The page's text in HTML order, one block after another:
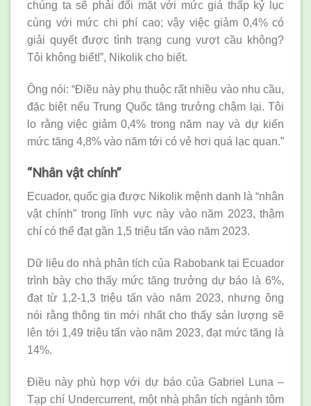
chúng ta sẽ phải đối mặt với mức giá thấp kỷ lục
cùng với mức chi phí cao; vậy việc giảm 0,4% có
giải quyết được tình trạng cung vượt cầu không?
Tôi không biết!”, Nikolik cho biết.
Ông nói: “Điều này phụ thuộc rất nhiều vào nhu cầu,
đặc biệt nếu Trung Quốc tăng trưởng chậm lại. Tôi
lo rằng việc giảm 0,4% trong năm nay và dự kiến
mức tăng 4,8% vào năm tới có vẻ hơi quá lạc quan.”
“Nhân vật chính”
Ecuador, quốc gia được Nikolik mệnh danh là “nhân
vật chính” trong lĩnh vực này vào năm 2023, thậm
chí có thể đạt gần 1,5 triệu tấn vào năm 2023.
Dữ liệu do nhà phân tích của Rabobank tại Ecuador
trình bày cho thấy mức tăng trưởng dự báo là 6%,
đạt từ 1,2-1,3 triệu tấn vào năm 2023, nhưng ông
nói rằng thông tin mới nhất cho thấy sản lượng sẽ
lên tới 1,49 triệu tấn vào năm 2023, đạt mức tăng là
14%.
Điều này phù hợp với dự báo của Gabriel Luna –
Tạp chí Undercurrent, một nhà phân tích ngành tôm